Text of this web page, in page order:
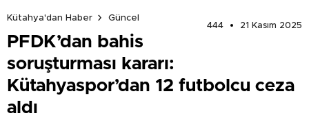
Kütahya'dan Haber
Güncel
444
21 Kasım 2025
PFDK’dan bahis
soruşturması kararı:
Kütahyaspor’dan 12 futbolcu ceza
aldı